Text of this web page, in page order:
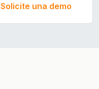
Solicite una demo